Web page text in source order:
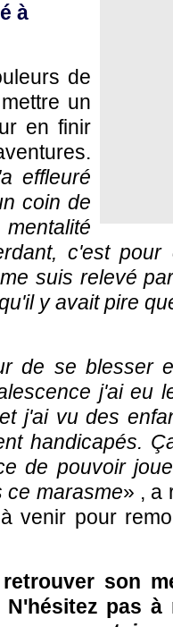
à
de
un
en finir
effleuré
coin de
c'est
suis relevé
y avait pire
de se blesser
j'ai eu
j'ai vu des
handicapés.
de pouvoir
ce marasme» , a
venir pour
son
pas